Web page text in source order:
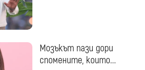
Мозъкът пази дори
спомените, които...